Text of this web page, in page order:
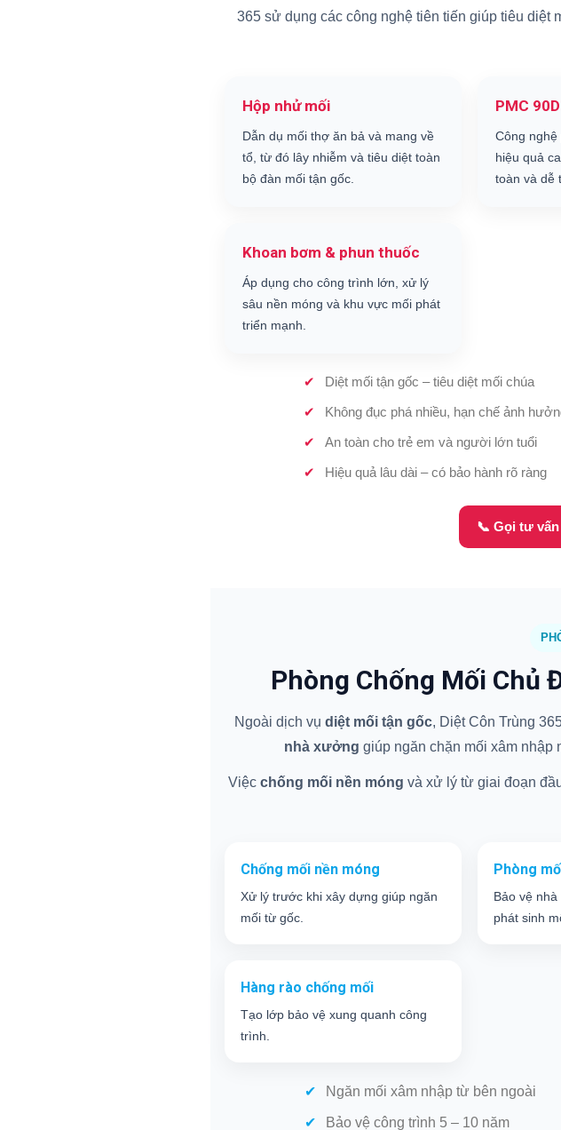
365 sử dụng các công nghệ tiên tiến giúp tiêu diệt
Hộp nhử mối
Dẫn dụ mối thợ ăn bả và mang về
tổ, từ đó lây nhiễm và tiêu diệt toàn
bộ đàn mối tận gốc.
PMC
Công nghệ
hiệu quả
toàn và dễ
Khoan bơm & phun thuốc
Áp dụng cho công trình lớn, xử lý
sâu nền móng và khu vực mối phát
triển mạnh.
Diệt mối tận gốc – tiêu diệt mối chúa
Không đục phá nhiều, hạn chế ảnh
An toàn cho trẻ em và người lớn tuổi
Hiệu quả lâu dài – có bảo hành rõ ràng
📞 Gọi tư
Phòng Chống Mối Chủ
Ngoài dịch vụ diệt mối tận gốc, Diệt Côn Trùng
nhà xưởng giúp ngăn chặn mối xâm nhập
Việc chống mối nền móng và xử lý từ giai đoạn
Chống mối nền móng
Xử lý trước khi xây dựng giúp ngăn
mối từ gốc.
Phòng
Bảo vệ
phát sinh
Hàng rào chống mối
Tạo lớp bảo vệ xung quanh công
trình.
Ngăn mối xâm nhập từ bên ngoài
Bảo vệ công trình 5 – 10 năm